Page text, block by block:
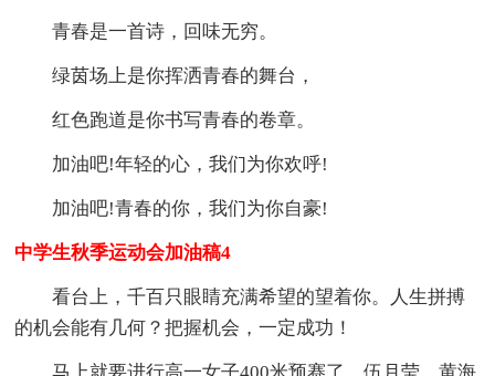
青春是一首诗，回味无穷。
绿茵场上是你挥洒青春的舞台，
红色跑道是你书写青春的卷章。
加油吧!年轻的心，我们为你欢呼!
加油吧!青春的你，我们为你自豪!
中学生秋季运动会加油稿4
看台上，千百只眼睛充满希望的望着你。人生拼搏
的机会能有几何？把握机会，一定成功！